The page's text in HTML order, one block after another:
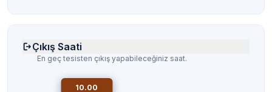
Çıkış Saati
En geç tesisten çıkış yapabileceğiniz saat.
10.00